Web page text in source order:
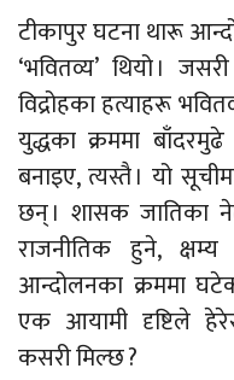
टीकापुर घटना थारू
‘भवितव्य’ थियो ।
विद्रोहका हत्याहरू
युद्धका क्रममा
बनाइए, त्यस्तै । यो
छन् । शासक जातिका
राजनीतिक हुने,
आन्दोलनका क्रममा
एक आयामी दृष्टिले
कसरी मिल्छ ?